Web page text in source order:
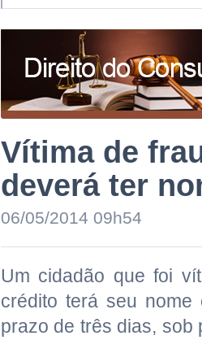
Vítima de
deverá ter
06/05/2014 09h54
Um cidadão que foi
crédito terá seu nome
prazo de três dias, sob